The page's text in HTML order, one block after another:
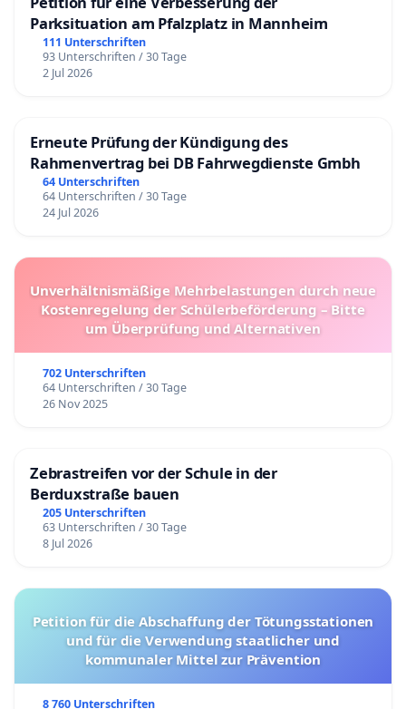
Parksituation am Pfalzplatz in Mannheim
111 Unterschriften
93 Unterschriften / 30 Tage
2 Jul 2026
Erneute Prüfung der Kündigung des
Rahmenvertrag bei DB Fahrwegdienste Gmbh
64 Unterschriften
64 Unterschriften / 30 Tage
24 Jul 2026
Unverhältnismäßige Mehrbelastungen durch neue
Kostenregelung der Schülerbeförderung – Bitte
um Überprüfung und Alternativen
702 Unterschriften
64 Unterschriften / 30 Tage
26 Nov 2025
Zebrastreifen vor der Schule in der
Berduxstraße bauen
205 Unterschriften
63 Unterschriften / 30 Tage
8 Jul 2026
Petition für die Abschaffung der Tötungsstationen
und für die Verwendung staatlicher und
kommunaler Mittel zur Prävention
8 760 Unterschriften